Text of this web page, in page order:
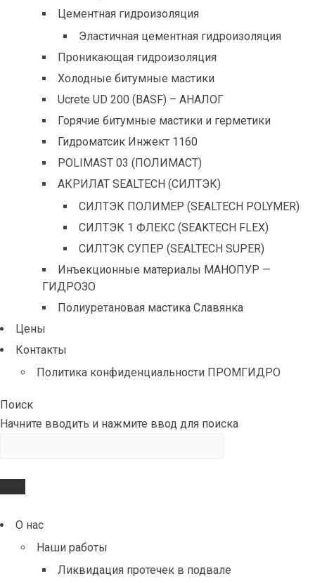
Цементная гидроизоляция
Эластичная цементная гидроизоляция
Проникающая гидроизоляция
Холодные битумные мастики
Ucrete UD 200 (BASF) – АНАЛОГ
Горячие битумные мастики и герметики
Гидроматсик Инжект 1160
POLIMAST 03 (ПОЛИМАСТ)
АКРИЛАТ SEALTECH (СИЛТЭК)
СИЛТЭК ПОЛИМЕР (SEALTECH POLYMER)
СИЛТЭК 1 ФЛЕКС (SEAKTECH FLEX)
СИЛТЭК СУПЕР (SEALTECH SUPER)
Инъекционные материалы МАНОПУР —
ГИДРОЗО
Полиуретановая мастика Славянка
Цены
Контакты
Политика конфиденциальности ПРОМГИДРО
Поиск
Начните вводить и нажмите ввод для поиска
О нас
Наши работы
Ликвидация протечек в подвале